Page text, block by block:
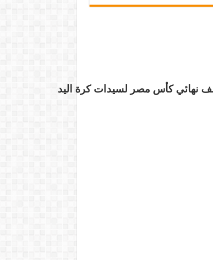
نهائي كأس مصر لسيدات كرة اليد